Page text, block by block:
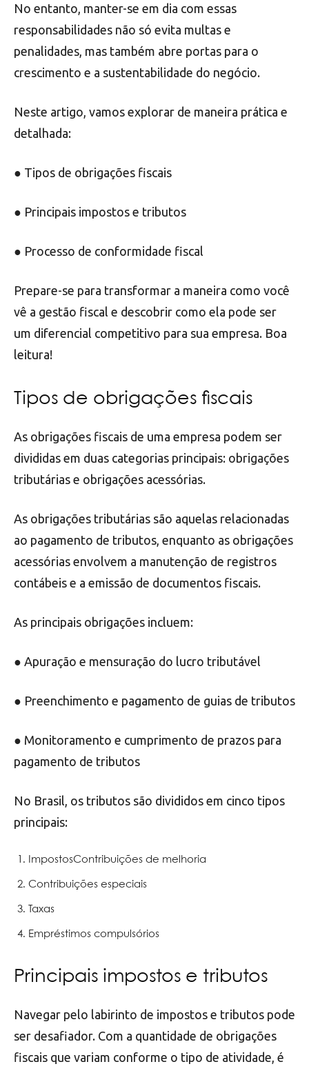
No entanto, manter-se em dia com essas
responsabilidades não só evita multas e
penalidades, mas também abre portas para o
crescimento e a sustentabilidade do negócio.
Neste artigo, vamos explorar de maneira prática e
detalhada:
● Tipos de obrigações fiscais
● Principais impostos e tributos
● Processo de conformidade fiscal
Prepare-se para transformar a maneira como você
vê a gestão fiscal e descobrir como ela pode ser
um diferencial competitivo para sua empresa. Boa
leitura!
Tipos de obrigações fiscais
As obrigações fiscais de uma empresa podem ser
divididas em duas categorias principais: obrigações
tributárias e obrigações acessórias.
As obrigações tributárias são aquelas relacionadas
ao pagamento de tributos, enquanto as obrigações
acessórias envolvem a manutenção de registros
contábeis e a emissão de documentos fiscais.
As principais obrigações incluem:
● Apuração e mensuração do lucro tributável
● Preenchimento e pagamento de guias de tributos
● Monitoramento e cumprimento de prazos para
pagamento de tributos
No Brasil, os tributos são divididos em cinco tipos
principais:
ImpostosContribuições de melhoria
Contribuições especiais
Taxas
Empréstimos compulsórios
Principais impostos e tributos
Navegar pelo labirinto de impostos e tributos pode
ser desafiador. Com a quantidade de obrigações
fiscais que variam conforme o tipo de atividade, é